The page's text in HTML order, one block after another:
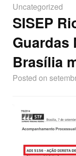
Uncategorized
SISEP
Guardas
Brasília
Posted on